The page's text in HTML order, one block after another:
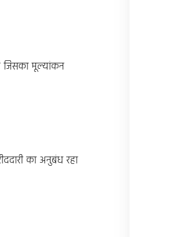
जिसका मूल्यांकन
का अनुबंध रहा